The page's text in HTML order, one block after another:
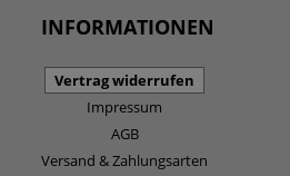
INFORMATIONEN
Vertrag widerrufen
Impressum
AGB
Versand & Zahlungsarten